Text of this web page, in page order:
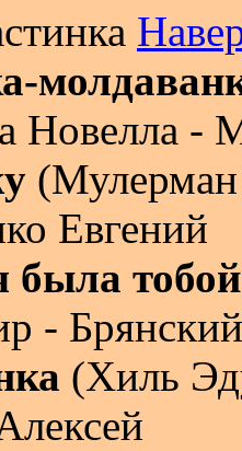
Новелла -
Евгений
была тобой
-
(Хиль